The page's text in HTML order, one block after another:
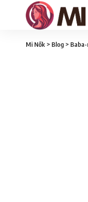
Mi Nők > Blog >